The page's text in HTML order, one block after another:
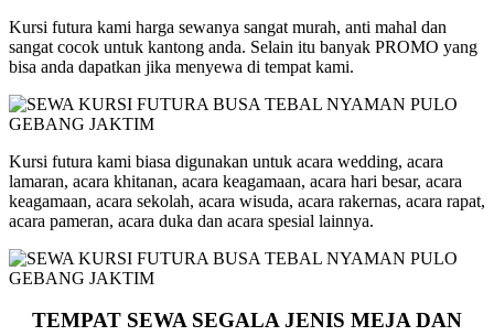
Kursi futura kami harga sewanya sangat murah, anti mahal dan
sangat cocok untuk kantong anda. Selain itu banyak PROMO yang
bisa anda dapatkan jika menyewa di tempat kami.
Kursi futura kami biasa digunakan untuk acara wedding, acara
lamaran, acara khitanan, acara keagamaan, acara hari besar, acara
keagamaan, acara sekolah, acara wisuda, acara rakernas, acara rapat,
acara pameran, acara duka dan acara spesial lainnya.
TEMPAT SEWA SEGALA JENIS MEJA DAN